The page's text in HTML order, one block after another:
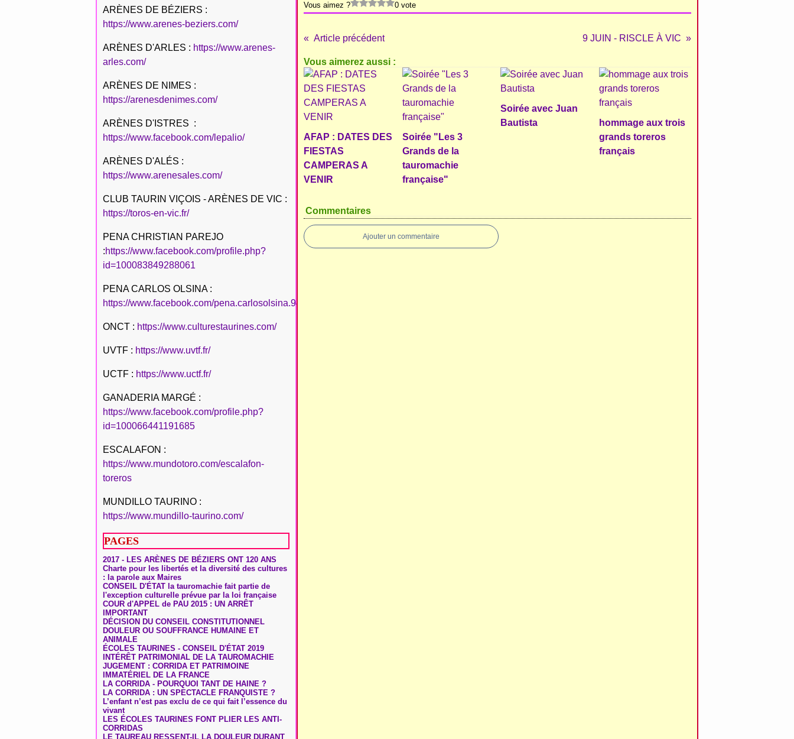
ARÈNES DE BÉZIERS :
https://www.arenes-beziers.com/
ARÈNES D'ARLES : https://www.arenes-
arles.com/
ARÈNES DE NIMES :
https://arenesdenimes.com/
ARÈNES D'ISTRES :
https://www.facebook.com/lepalio/
ARÈNES D'ALÉS :
https://www.arenesales.com/
CLUB TAURIN VIÇOIS - ARÈNES DE VIC :
https://toros-en-vic.fr/
PENA CHRISTIAN PAREJO
:https://www.facebook.com/profile.php?
id=100083849288061
PENA CARLOS OLSINA :
https://www.facebook.com/pena.carlosolsina.94
ONCT : https://www.culturestaurines.com/
UVTF : https://www.uvtf.fr/
UCTF : https://www.uctf.fr/
GANADERIA MARGÉ :
https://www.facebook.com/profile.php?
id=100066441191685
ESCALAFON :
https://www.mundotoro.com/escalafon-
toreros
MUNDILLO TAURINO :
https://www.mundillo-taurino.com/
PAGES
2017 - LES ARÈNES DE BÉZIERS ONT 120 ANS
Charte pour les libertés et la diversité des cultures
: la parole aux Maires
CONSEIL D'ÉTAT la tauromachie fait partie de
l'exception culturelle prévue par la loi française
COUR d'APPEL de PAU 2015 : UN ARRÊT
IMPORTANT
DÉCISION DU CONSEIL CONSTITUTIONNEL
DOULEUR OU SOUFFRANCE HUMAINE ET
ANIMALE
ÉCOLES TAURINES - CONSEIL D'ÉTAT 2019
INTÉRÊT PATRIMONIAL DE LA TAUROMACHIE
JUGEMENT : CORRIDA ET PATRIMOINE
IMMATÉRIEL DE LA FRANCE
LA CORRIDA - POURQUOI TANT DE HAINE ?
LA CORRIDA : UN SPECTACLE FRANQUISTE ?
L’enfant n’est pas exclu de ce qui fait l’essence du
vivant
LES ÉCOLES TAURINES FONT PLIER LES ANTI-
CORRIDAS
LE TAUREAU RESSENT-IL LA DOULEUR DURANT
Vous aimez ? 0 vote
Article précédent 9 JUIN - RISCLE À VIC
Vous aimerez aussi :
AFAP : DATES DES
FIESTAS
CAMPERAS A
VENIR
Soirée "Les 3
Grands de la
tauromachie
française"
Soirée avec Juan
Bautista
hommage aux trois
grands toreros
français
Commentaires
Ajouter un commentaire